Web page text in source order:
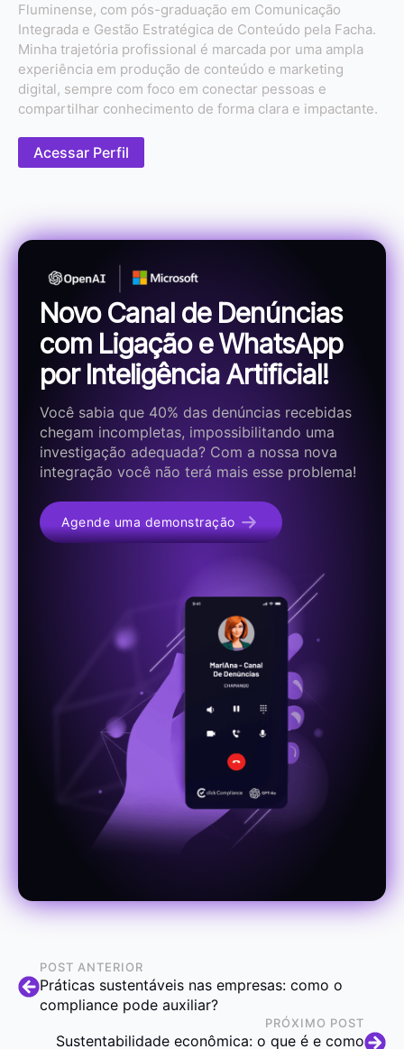
Fluminense, com pós-graduação em Comunicação
Integrada e Gestão Estratégica de Conteúdo pela Facha.
Minha trajetória profissional é marcada por uma ampla
experiência em produção de conteúdo e marketing
digital, sempre com foco em conectar pessoas e
compartilhar conhecimento de forma clara e impactante.
Acessar Perfil
Novo Canal de Denúncias
com Ligação e WhatsApp
por Inteligência Artificial!
Você sabia que 40% das denúncias recebidas
chegam incompletas, impossibilitando uma
investigação adequada? Com a nossa nova
integração você não terá mais esse problema!
Agende uma demonstração
POST ANTERIOR
Práticas sustentáveis nas empresas: como o
compliance pode auxiliar?
PRÓXIMO POST
Sustentabilidade econômica: o que é e como